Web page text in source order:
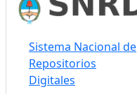
Sistema Nacional de
Repositorios
Digitales